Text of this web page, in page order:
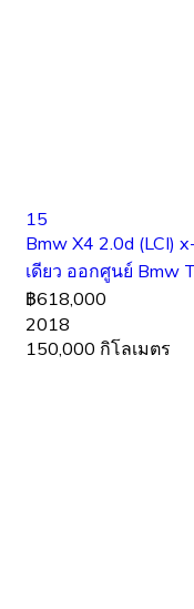
15
Bmw X4 2.0d (LCI)
เดียว ออกศูนย์ Bmw
฿618,000
2018
150,000 กิโลเมตร